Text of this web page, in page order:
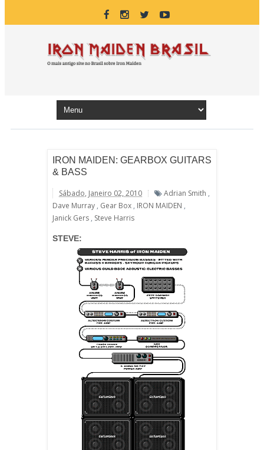
IRON MAIDEN: GEARBOX GUITARS
& BASS
Sábado, Janeiro 02, 2010 Adrian Smith ,
Dave Murray , Gear Box , IRON MAIDEN ,
Janick Gers , Steve Harris
STEVE: